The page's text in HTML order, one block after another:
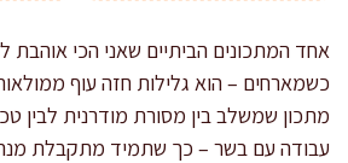
אחד המתכונים הביתיים שאני הכי אוהבת
כשמארחים – הוא גלילות חזה עוף
מתכון שמשלב בין מסורת מודרנית לבין
עבודה עם בשר – כך שתמיד מתקבלת